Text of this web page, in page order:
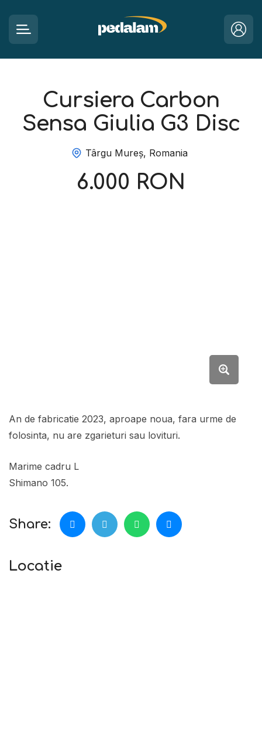
Cursiera Carbon
Sensa Giulia G3 Disc
Târgu Mureș, Romania
6.000 RON
An de fabricatie 2023, aproape noua, fara urme de
folosinta, nu are zgarieturi sau lovituri.
Marime cadru L
Shimano 105.
Share:
Locatie